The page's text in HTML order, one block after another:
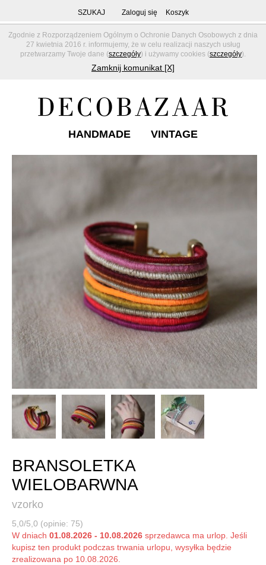
Zgodnie z Rozporządzeniem Ogólnym o Ochronie Danych Osobowych z dnia
27 kwietnia 2016 r. informujemy, że w celu realizacji naszych usług
przetwarzamy Twoje dane (szczegóły) i używamy cookies (szczegóły).
Zamknij komunikat [X]
SZUKAJ Zaloguj się Koszyk
HANDMADE VINTAGE
BRANSOLETKA
WIELOBARWNA
vzorko
5,0/5,0 (opinie: 75)
W dniach 01.08.2026 - 10.08.2026 sprzedawca ma urlop. Jeśli
kupisz ten produkt podczas trwania urlopu, wysyłka będzie
zrealizowana po 10.08.2026.